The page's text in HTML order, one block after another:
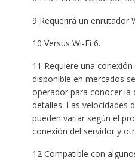
9 Requerirá un enrutador
10 Versus Wi-Fi 6.
11 Requiere una
disponible en mercados
operador para conocer la
detalles. Las velocidades
pueden variar según el
conexión del servidor y
12 Compatible con